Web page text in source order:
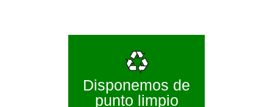
Disponemos de
punto limpio